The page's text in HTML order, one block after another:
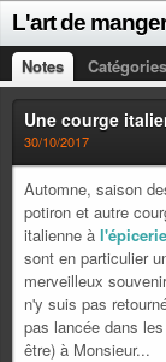
L'art de manger
Notes Catégories
Une courge
30/10/2017
Automne, saison
potiron et autre
italienne à
sont en particulier
merveilleux
n'y suis pas
pas lancée dans
être) à Monsieur...